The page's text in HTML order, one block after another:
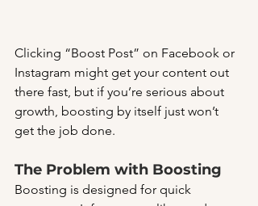
Clicking “Boost Post” on Facebook or
Instagram might get your content out
there fast, but if you’re serious about
growth, boosting by itself just won’t
get the job done.
The Problem with Boosting
Boosting is designed for quick